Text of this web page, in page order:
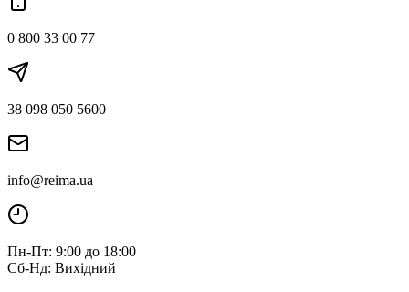
0 800 33 00 77
38 098 050 5600
info@reima.ua
Пн-Пт: 9:00 до 18:00
Сб-Нд: Вихідний